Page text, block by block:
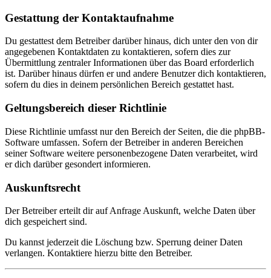
Gestattung der Kontaktaufnahme
Du gestattest dem Betreiber darüber hinaus, dich unter den von dir
angegebenen Kontaktdaten zu kontaktieren, sofern dies zur
Übermittlung zentraler Informationen über das Board erforderlich
ist. Darüber hinaus dürfen er und andere Benutzer dich kontaktieren,
sofern du dies in deinem persönlichen Bereich gestattet hast.
Geltungsbereich dieser Richtlinie
Diese Richtlinie umfasst nur den Bereich der Seiten, die die phpBB-
Software umfassen. Sofern der Betreiber in anderen Bereichen
seiner Software weitere personenbezogene Daten verarbeitet, wird
er dich darüber gesondert informieren.
Auskunftsrecht
Der Betreiber erteilt dir auf Anfrage Auskunft, welche Daten über
dich gespeichert sind.
Du kannst jederzeit die Löschung bzw. Sperrung deiner Daten
verlangen. Kontaktiere hierzu bitte den Betreiber.